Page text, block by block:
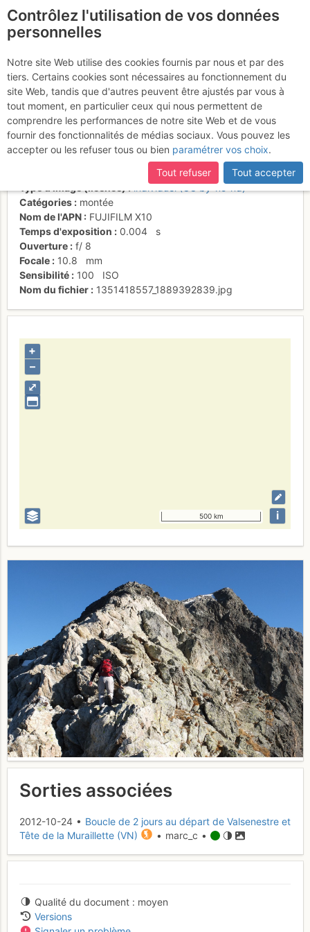
Sur l'arête de la Tête de
la Muraillette
Activités
Date/heure
individuel (CC by-nc-nd)
Catégories
montée
Nom de l'APN
FUJIFILM X10
Temps d'exposition
0.004
s
Ouverture
f/ 8
Focale
10.8
mm
Sensibilité
100
ISO
Nom du fichier
1351418557_1889392839.jpg
⤢
+
–
500 km i
Sorties associées
2012-10-24 • Boucle de 2 jours au départ de Valsenestre et
Tête de la Muraillette (VN)
• marc_c •
Qualité du document
moyen
Versions
Contrôlez l'utilisation de vos données
personnelles
Notre site Web utilise des cookies fournis par nous et par des
tiers. Certains cookies sont nécessaires au fonctionnement du
site Web, tandis que d'autres peuvent être ajustés par vous à
tout moment, en particulier ceux qui nous permettent de
comprendre les performances de notre site Web et de vous
fournir des fonctionnalités de médias sociaux. Vous pouvez les
accepter ou les refuser tous ou bien paramétrer vos choix.
Tout refuser
Tout accepter